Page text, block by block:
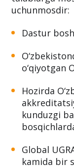
uchunmosdir:
Dastur
o‘qiyotgan
Hozirda
kunduzgi
Global
kamida bir